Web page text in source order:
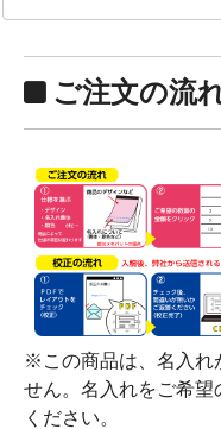
ご注文の流
※この商品は、名入れ
せん。名入れをご希
ください。